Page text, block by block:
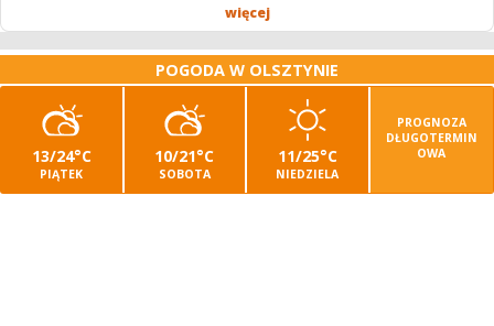
więcej
POGODA W OLSZTYNIE
13/24°C
PIĄTEK
10/21°C
SOBOTA
11/25°C
NIEDZIELA
PROGNOZA
DŁUGOTERMIN
OWA